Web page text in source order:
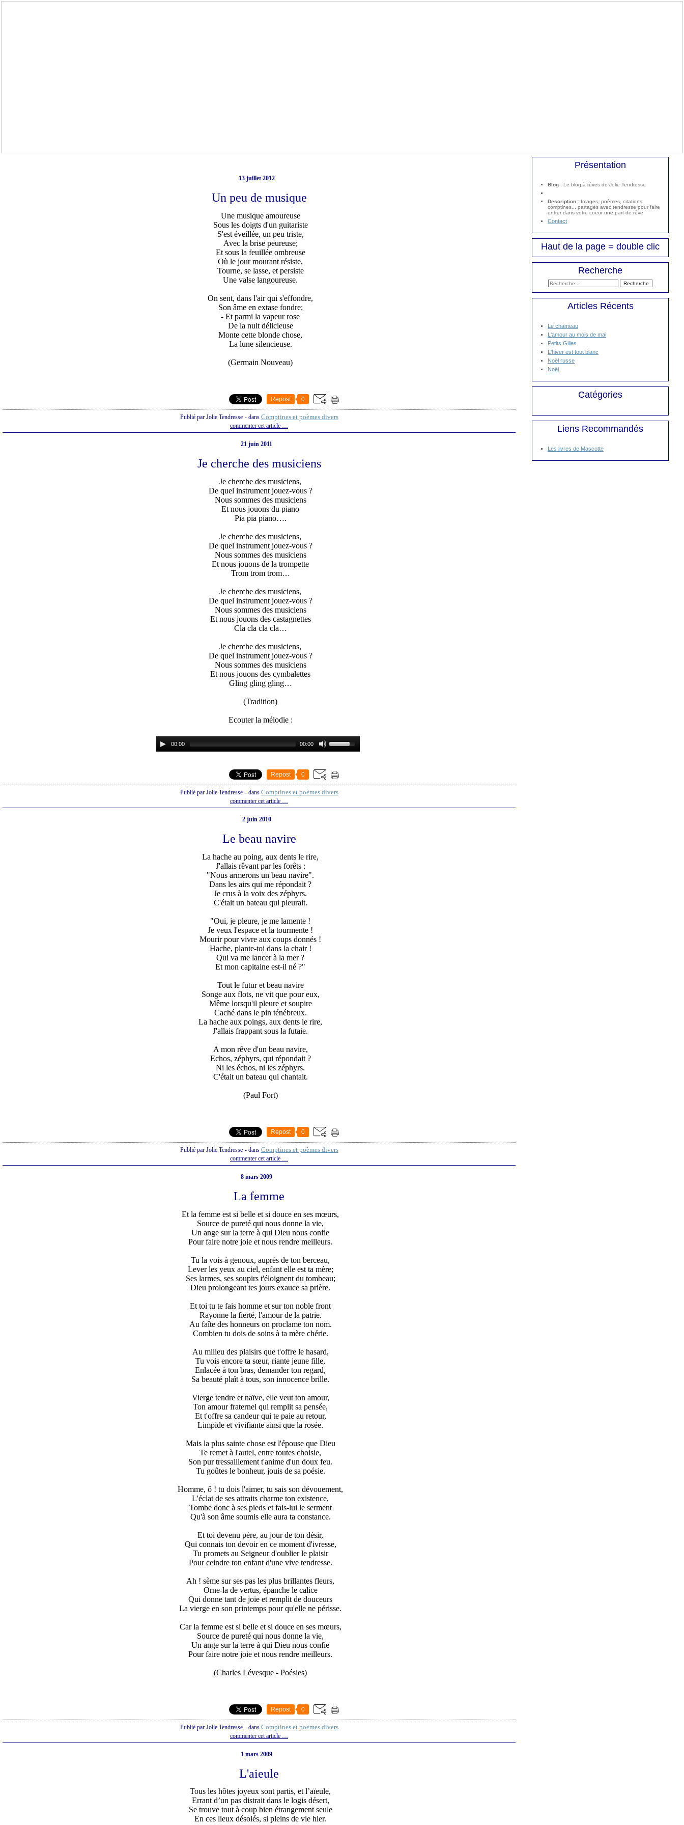
13 juillet 2012
Un peu de musique
Une musique amoureuse
Sous les doigts d'un guitariste
S'est éveillée, un peu triste,
Avec la brise peureuse;
Et sous la feuillée ombreuse
Où le jour mourant résiste,
Tourne, se lasse, et persiste
Une valse langoureuse.
On sent, dans l'air qui s'effondre,
Son âme en extase fondre;
- Et parmi la vapeur rose
De la nuit délicieuse
Monte cette blonde chose,
La lune silencieuse.
(Germain Nouveau)
Repost 0
Publié par Jolie Tendresse -dans Comptines et poèmes divers
commenter cet article …
21 juin 2011
Je cherche des musiciens
Je cherche des musiciens,
De quel instrument jouez-vous ?
Nous sommes des musiciens
Et nous jouons du piano
Pia pia piano….
Je cherche des musiciens,
De quel instrument jouez-vous ?
Nous sommes des musiciens
Et nous jouons de la trompette
Trom trom trom…
Je cherche des musiciens,
De quel instrument jouez-vous ?
Nous sommes des musiciens
Et nous jouons des castagnettes
Cla cla cla cla…
Je cherche des musiciens,
De quel instrument jouez-vous ?
Nous sommes des musiciens
Et nous jouons des cymbalettes
Gling gling gling…
(Tradition)
Ecouter la mélodie :
Repost 0
Publié par Jolie Tendresse -dans Comptines et poèmes divers
commenter cet article
2 juin 2010
Le beau navire
La hache au poing, aux dents le rire,
J'allais rêvant par les forêts :
"Nous armerons un beau navire".
Dans les airs qui me répondait ?
Je crus à la voix des zéphyrs.
C'était un bateau qui pleurait.
"Oui, je pleure, je me lamente !
Je veux l'espace et la tourmente !
Mourir pour vivre aux coups donnés !
Hache, plante-toi dans la chair !
Qui va me lancer à la mer ?
Et mon capitaine est-il né ?"
Tout le futur et beau navire
Songe aux flots, ne vit que pour eux,
Même lorsqu'il pleure et soupire
Caché dans le pin ténébreux.
La hache aux poings, aux dents le rire,
J'allais frappant sous la futaie.
A mon rêve d'un beau navire,
Echos, zéphyrs, qui répondait ?
Ni les échos, ni les zéphyrs.
C'était un bateau qui chantait.
(Paul Fort)
Repost 0
Publié par Jolie Tendresse -dans Comptines et poèmes divers
commenter cet article
8 mars 2009
La femme
Et la femme est si belle et si douce en ses mœurs,
Source de pureté qui nous donne la vie,
Un ange sur la terre à qui Dieu nous confie
Pour faire notre joie et nous rendre meilleurs.
Tu la vois à genoux, auprès de ton berceau,
Lever les yeux au ciel, enfant elle est ta mère;
Ses larmes, ses soupirs t'éloignent du tombeau;
Dieu prolongeant tes jours exauce sa prière.
Et toi tu te fais homme et sur ton noble front
Rayonne la fierté, l'amour de la patrie.
Au faîte des honneurs on proclame ton nom.
Combien tu dois de soins à ta mère chérie.
Au milieu des plaisirs que t'offre le hasard,
Tu vois encore ta sœur, riante jeune fille,
Enlacée à ton bras, demander ton regard,
Sa beauté plaît à tous, son innocence brille.
Vierge tendre et naïve, elle veut ton amour,
Ton amour fraternel qui remplit sa pensée,
Et t'offre sa candeur qui te paie au retour,
Limpide et vivifiante ainsi que la rosée.
Mais la plus sainte chose est l'épouse que Dieu
Te remet à l'autel, entre toutes choisie,
Son pur tressaillement t'anime d'un doux feu.
Tu goûtes le bonheur, jouis de sa poésie.
Homme, ô ! tu dois l'aimer, tu sais son dévouement,
L'éclat de ses attraits charme ton existence,
Tombe donc à ses pieds et fais-lui le serment
Qu'à son âme soumis elle aura ta constance.
Et toi devenu père, au jour de ton désir,
Qui connais ton devoir en ce moment d'ivresse,
Tu promets au Seigneur d'oublier le plaisir
Pour ceindre ton enfant d'une vive tendresse.
Ah ! sème sur ses pas les plus brillantes fleurs,
Orne-la de vertus, épanche le calice
Qui donne tant de joie et remplit de douceurs
La vierge en son printemps pour qu'elle ne périsse.
Car la femme est si belle et si douce en ses mœurs,
Source de pureté qui nous donne la vie,
Un ange sur la terre à qui Dieu nous confie
Pour faire notre joie et nous rendre meilleurs.
(Charles Lévesque - Poésies)
Repost 0
Publié par Jolie Tendresse -dans Comptines et poèmes divers
commenter cet article
1 mars 2009
L'aieule
Tous les hôtes joyeux sont partis, et l’aïeule,
Errant d’un pas distrait dans le logis désert,
Se trouve tout à coup bien étrangement seule
En ces lieux désolés, si pleins de vie hier.
Présentation
Blog : Le blog à rêves de Jolie Tendresse
Description : Images, poèmes, citations,
comptines... partagés avec tendresse pour faire
entrer dans votre coeur une part de rêve
Contact
Haut de la page = double clic
Recherche
Articles Récents
Le chameau
L'amour au mois de mai
Petits Gilles
L'hiver est tout blanc
Noël russe
Noël
Catégories
Liens Recommandés
Les livres de Mascotte